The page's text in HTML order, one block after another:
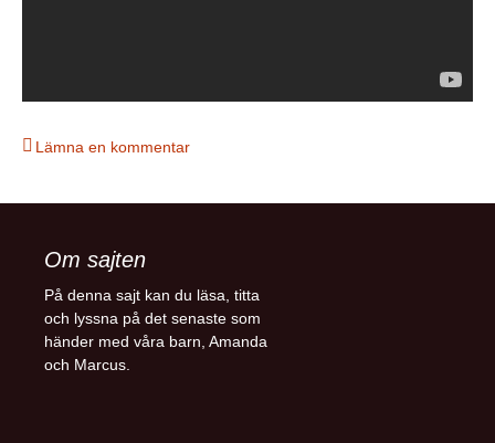
Lämna en kommentar
Om sajten
På denna sajt kan du läsa, titta
och lyssna på det senaste som
händer med våra barn, Amanda
och Marcus.